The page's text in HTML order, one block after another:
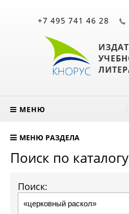
+7 495 741 46 28
МЕНЮ
МЕНЮ РАЗДЕЛА
Поиск по каталогу
Поиск: